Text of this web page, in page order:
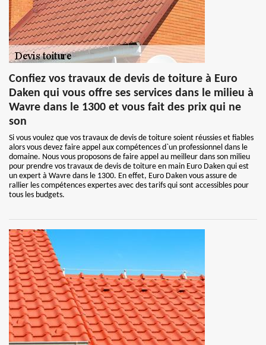
Confiez vos travaux de devis de toiture à Euro
Daken qui vous offre ses services dans le milieu à
Wavre dans le 1300 et vous fait des prix qui ne
son
Si vous voulez que vos travaux de devis de toiture soient réussies et fiables
alors vous devez faire appel aux compétences d`un professionnel dans le
domaine. Nous vous proposons de faire appel au meilleur dans son milieu
pour prendre vos travaux de devis de toiture en main Euro Daken qui est
un expert à Wavre dans le 1300. En effet, Euro Daken vous assure de
rallier les compétences expertes avec des tarifs qui sont accessibles pour
tous les budgets.